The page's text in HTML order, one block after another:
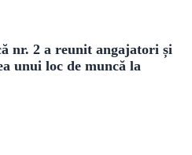
nr. 2 a reunit angajatori și
unui loc de muncă la